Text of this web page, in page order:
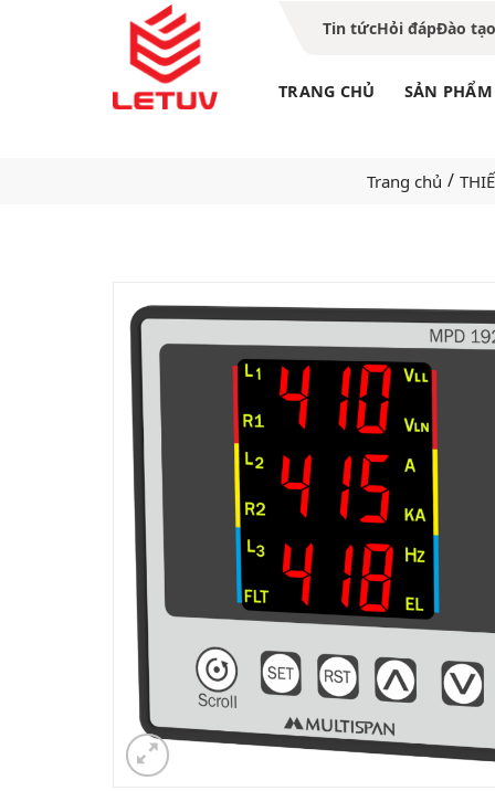
Tin tứcHỏi đápĐào tạo
TRANG CHỦ SẢN PHẨM
Trang chủ /